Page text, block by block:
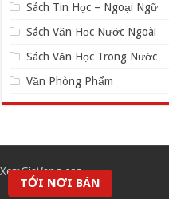
TỚI NƠI BÁN
Sách Tin Học – Ngoại Ngữ
Sách Văn Học Nước Ngoài
Sách Văn Học Trong Nước
Văn Phòng Phẩm
XemGiaVang.org